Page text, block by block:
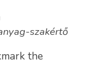
szakértő
the